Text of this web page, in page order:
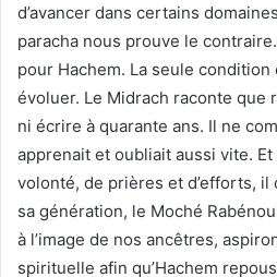
d’avancer dans certains
paracha nous prouve le
pour Hachem. La seule
évoluer. Le Midrach raconte que
ni écrire à quarante ans. Il ne
apprenait et oubliait aussi vite.
volonté, de prières et d’efforts,
sa génération, le Moché
à l’image de nos ancêtres,
spirituelle afin qu’Hachem